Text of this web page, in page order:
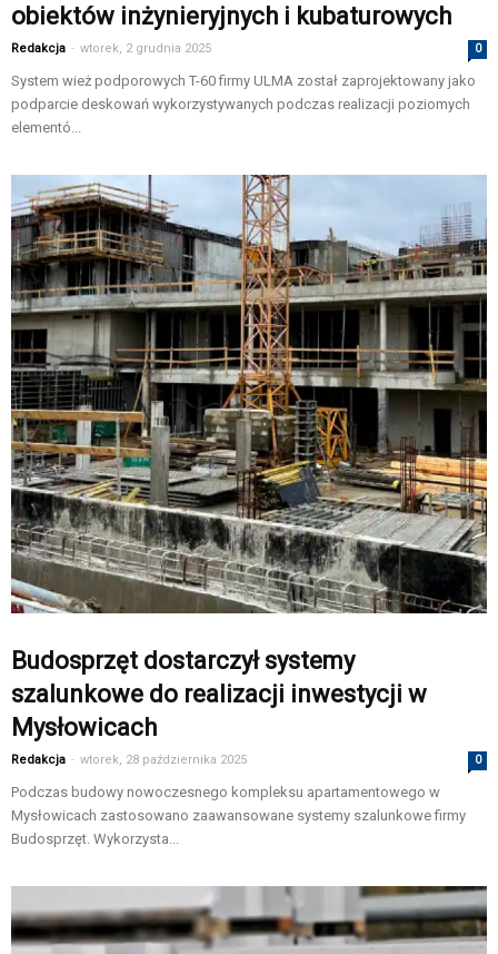
obiektów inżynieryjnych i kubaturowych
Redakcja - wtorek, 2 grudnia 2025 0
System wież podporowych T-60 firmy ULMA został zaprojektowany jako
podparcie deskowań wykorzystywanych podczas realizacji poziomych
elementó...
Budosprzęt dostarczył systemy
szalunkowe do realizacji inwestycji w
Mysłowicach
Redakcja - wtorek, 28 października 2025 0
Podczas budowy nowoczesnego kompleksu apartamentowego w
Mysłowicach zastosowano zaawansowane systemy szalunkowe firmy
Budosprzęt. Wykorzysta...